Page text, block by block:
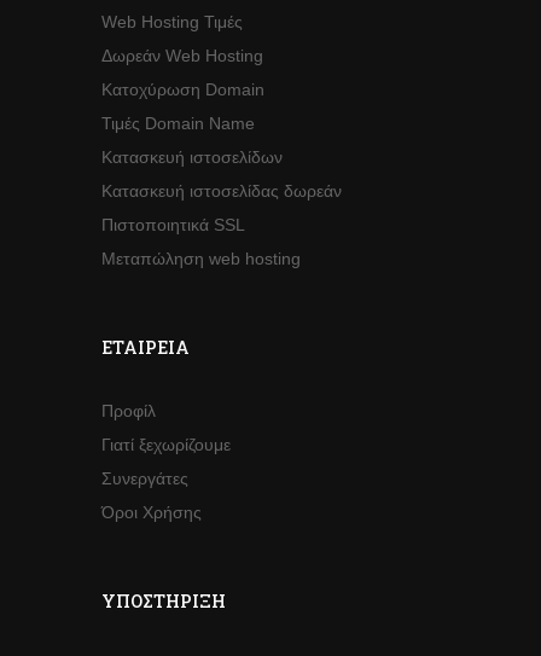
Web Hosting Τιμές
Δωρεάν Web Hosting
Κατοχύρωση Domain
Τιμές Domain Name
Κατασκευή ιστοσελίδων
Κατασκευή ιστοσελίδας δωρεάν
Πιστοποιητικά SSL
Μεταπώληση web hosting
ΕΤΑΙΡΕΊΑ
Προφίλ
Γιατί ξεχωρίζουμε
Συνεργάτες
Όροι Χρήσης
ΥΠΟΣΤΉΡΙΞΗ